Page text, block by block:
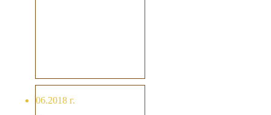
06.2018 г.